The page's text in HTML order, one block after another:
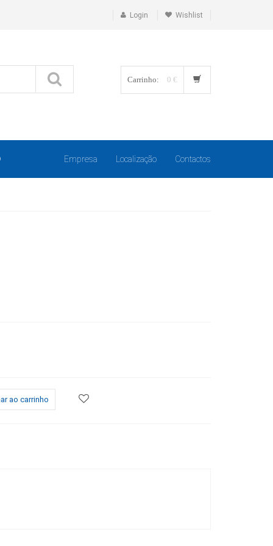
Login Wishlist
Carrinho: 0 €
Contactos
Localização
Empresa
ao carrinho